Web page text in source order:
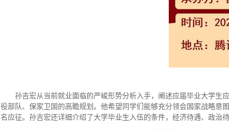
孙吉宏从当前就业面临的严峻形势分析入手，阐述应届毕业大学生
役部队、保家卫国的高瞻规划。他希望同学们能够充分领会国家战略意
名应征。孙吉宏还详细介绍了大学毕业生入伍的条件，经济待遇、政治